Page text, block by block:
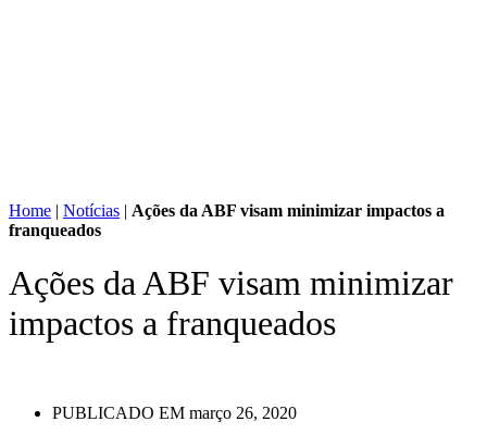
Home | Notícias | Ações da ABF visam minimizar impactos a
franqueados
Ações da ABF visam minimizar
impactos a franqueados
PUBLICADO EM março 26, 2020